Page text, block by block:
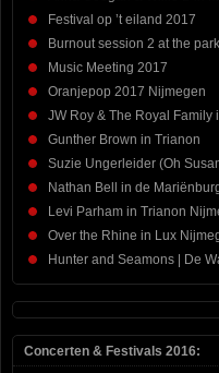
Festival op ’t eiland 2017
Burnout session 2 at the park
Music Meeting 2017
Oranjepop 2017 Nijmegen
JW Roy & The Royal Family
Gunther Brown in Trianon
Suzie Ungerleider (Oh
Nathan Bell in de
Levi Parham in Trianon
Over the Rhine in Lux
Hunter and Seamons | De
Concerten & Festivals 2016: